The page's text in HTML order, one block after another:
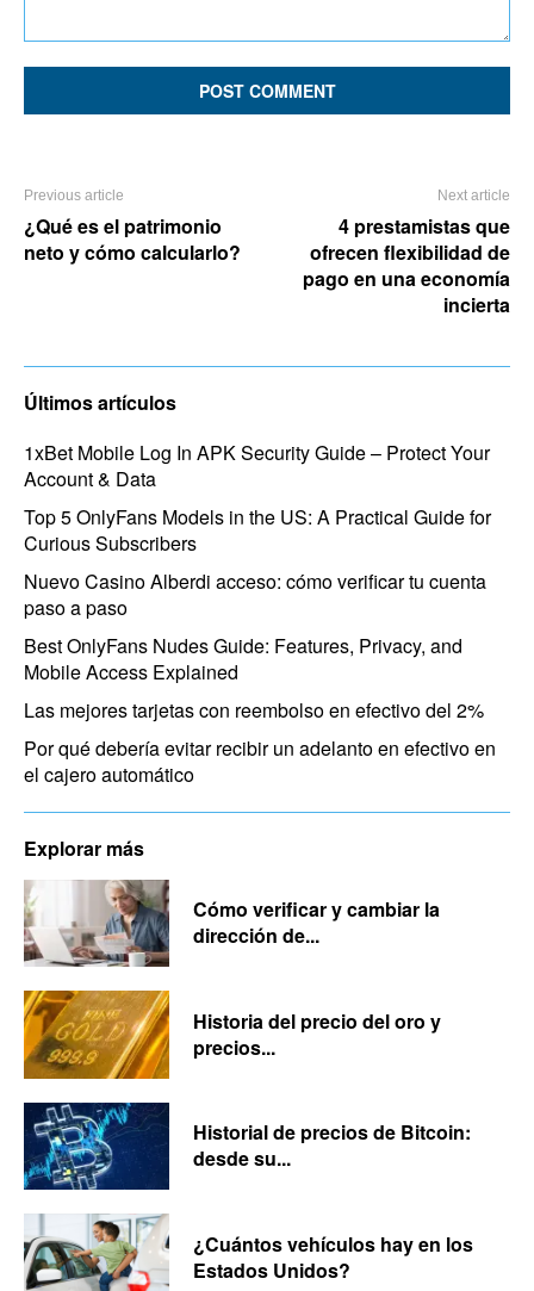
Previous article
¿Qué es el patrimonio
neto y cómo calcularlo?
Next article
4 prestamistas que
ofrecen flexibilidad de
pago en una economía
incierta
Últimos artículos
1xBet Mobile Log In APK Security Guide – Protect Your
Account & Data
Top 5 OnlyFans Models in the US: A Practical Guide for
Curious Subscribers
Nuevo Casino Alberdi acceso: cómo verificar tu cuenta
paso a paso
Best OnlyFans Nudes Guide: Features, Privacy, and
Mobile Access Explained
Las mejores tarjetas con reembolso en efectivo del 2%
Por qué debería evitar recibir un adelanto en efectivo en
el cajero automático
Explorar más
Cómo verificar y cambiar la
dirección de...
Historia del precio del oro y
precios...
Historial de precios de Bitcoin:
desde su...
¿Cuántos vehículos hay en los
Estados Unidos?